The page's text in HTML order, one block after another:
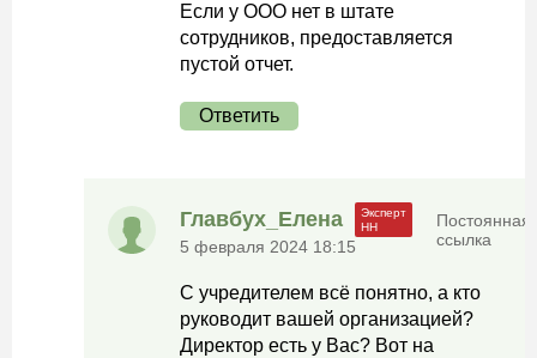
Если у ООО нет в штате
сотрудников, предоставляется
пустой отчет.
Ответить
Главбух_Елена
5 февраля 2024 18:15
Постоянная
ссылка
С учредителем всё понятно, а кто
руководит вашей организацией?
Директор есть у Вас? Вот на